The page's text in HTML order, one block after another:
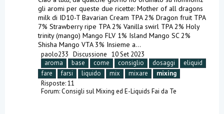
gli aromi per queste due ricette: Mother of all dragons
milk di ID10-T Bavarian Cream TPA 2% Dragon fruit TPA
7% Strawberry ripe TPA 2% Vanilla swirl TPA 2% Holy
trinity (mango) Mango FLV 1% Island Mango SC 2%
Shisha Mango VTA 3% Insieme a...
paolo233 Discussione 10 Set 2023
aroma
base come consiglio dosaggi
eliquid
fare
farsi liquido mix mixare
mixing
Risposte: 11
Forum:Consigli sul Mixing ed E-Liquids Fai da Te